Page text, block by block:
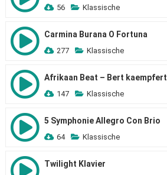
56 Klassische
Carmina Burana O Fortuna
277 Klassische
Afrikaan Beat – Bert kaempfert
147 Klassische
5 Symphonie Allegro Con Brio
64 Klassische
Twilight Klavier